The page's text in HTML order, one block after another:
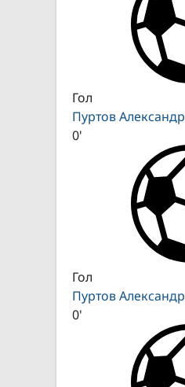
Гол
Пуртов Александр
0'
Гол
Пуртов Александр
0'